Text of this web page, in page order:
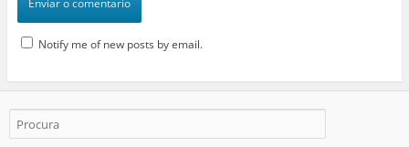
Notify me of new posts by email.